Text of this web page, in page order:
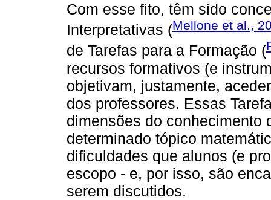
Com esse fito, têm sido
Interpretativas (Mellone et al.,
de Tarefas para a Formação (
recursos formativos (e
objetivam, justamente,
dos professores. Essas
dimensões do conhecimento
determinado tópico
dificuldades que alunos (e
escopo - e, por isso, são
serem discutidos.